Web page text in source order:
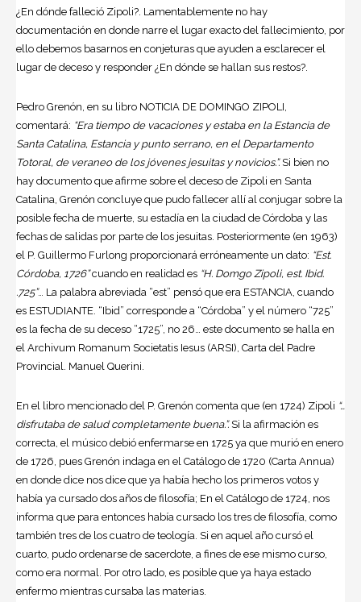
¿En dónde falleció Zipoli?. Lamentablemente no hay
documentación en donde narre el lugar exacto del fallecimiento, por
ello debemos basarnos en conjeturas que ayuden a esclarecer el
lugar de deceso y responder ¿En dónde se hallan sus restos?.
Pedro Grenón, en su libro NOTICIA DE DOMINGO ZIPOLI,
comentará: “Era tiempo de vacaciones y estaba en la Estancia de
Santa Catalina, Estancia y punto serrano, en el Departamento
Totoral, de veraneo de los jóvenes jesuitas y novicios.”.Si bien no
hay documento que afirme sobre el deceso de Zipoli en Santa
Catalina, Grenón concluye que pudo fallecer allí al conjugar sobre la
posible fecha de muerte, su estadía en la ciudad de Córdoba y las
fechas de salidas por parte de los jesuitas. Posteriormente (en 1963)
el P. Guillermo Furlong proporcionará erróneamente un dato: “Est.
Córdoba, 1726”cuando en realidad es “H. Domgo Zipoli, est. Ibid.
.725”… La palabra abreviada “est” pensó que era ESTANCIA, cuando
es ESTUDIANTE. “Ibid” corresponde a “Córdoba” y el número “725”
es la fecha de su deceso “1725”, no 26… este documento se halla en
el Archivum Romanum Societatis Iesus (ARSI), Carta del Padre
Provincial. Manuel Querini.
En el libro mencionado del P. Grenón comenta que (en 1724) Zipoli “…
disfrutaba de salud completamente buena.”.Si la afirmación es
correcta, el músico debió enfermarse en 1725 ya que murió en enero
de 1726, pues Grenón indaga en el Catálogo de 1720 (Carta Annua)
en donde dice nos dice que ya había hecho los primeros votos y
había ya cursado dos años de filosofía; En el Catálogo de 1724, nos
informa que para entonces había cursado los tres de filosofía, como
también tres de los cuatro de teología. Si en aquel año cursó el
cuarto, pudo ordenarse de sacerdote, a fines de ese mismo curso,
como era normal. Por otro lado, es posible que ya haya estado
enfermo mientras cursaba las materias.